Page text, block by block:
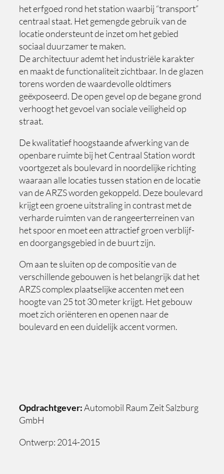
het erfgoed rond het station waarbij “transport”
centraal staat. Het gemengde gebruik van de
locatie ondersteunt de inzet om het gebied
sociaal duurzamer te maken.
De architectuur ademt het industriële karakter
en maakt de functionaliteit zichtbaar. In de glazen
torens worden de waardevolle oldtimers
geëxposeerd. De open gevel op de begane grond
verhoogt het gevoel van sociale veiligheid op
straat.
De kwalitatief hoogstaande afwerking van de
openbare ruimte bij het Centraal Station wordt
voortgezet als boulevard in noordelijke richting
waaraan alle locaties tussen station en de locatie
van de ARZS worden gekoppeld. Deze boulevard
krijgt een groene uitstraling in contrast met de
verharde ruimten van de rangeerterreinen van
het spoor en moet een attractief groen verblijf-
en doorgangsgebied in de buurt zijn.
Om aan te sluiten op de compositie van de
verschillende gebouwen is het belangrijk dat het
ARZS complex plaatselijke accenten met een
hoogte van 25 tot 30 meter krijgt. Het gebouw
moet zich oriënteren en openen naar de
boulevard en een duidelijk accent vormen.
Opdrachtgever:Automobil Raum Zeit Salzburg
GmbH
Ontwerp: 2014-2015